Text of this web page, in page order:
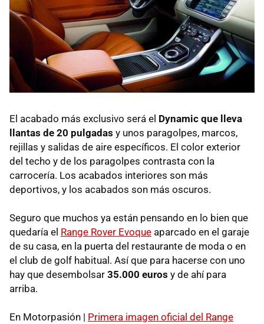
El acabado más exclusivo será el Dynamic que lleva
llantas de 20 pulgadas y unos paragolpes, marcos,
rejillas y salidas de aire específicos. El color exterior
del techo y de los paragolpes contrasta con la
carrocería. Los acabados interiores son más
deportivos, y los acabados son más oscuros.
Seguro que muchos ya están pensando en lo bien que
quedaría el Range Rover Evoque aparcado en el garaje
de su casa, en la puerta del restaurante de moda o en
el club de golf habitual. Así que para hacerse con uno
hay que desembolsar 35.000 euros y de ahí para
arriba.
En Motorpasión | Primera imagen oficial del Range